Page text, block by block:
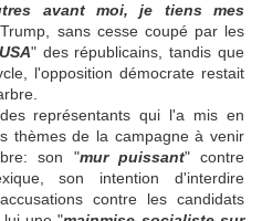
avant moi, je tiens mes
sans cesse coupé par les
" des républicains, tandis que
l'opposition démocrate restait
représentants qui l'a mis en
thèmes de la campagne à venir
son "mur puissant" contre
son intention d'interdire
contre les candidats